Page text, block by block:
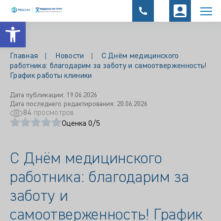
Открыть панель инструментов
Главная Новости
С Днём медицинского
работника: благодарим за заботу и самоотверженность!
График работы клиники
Дата публикации: 19.06.2026
Дата последнего редактирования: 20.06.2026
84 просмотров
Оценка 0/5
С Днём медицинского
работника: благодарим за
заботу и
самоотверженность! График